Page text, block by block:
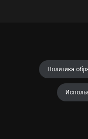
Политика